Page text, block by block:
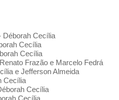
Déborah Cecília
Cecília
Cecília
Frazão e Marcelo Fedrá
e Jefferson Almeida
Cecília
Cecília